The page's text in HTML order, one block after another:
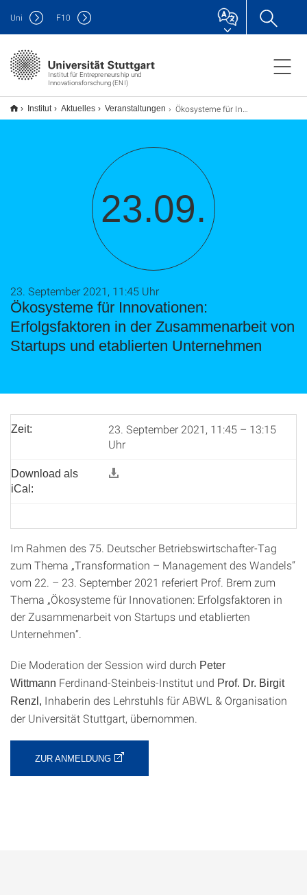
Institut für Entrepreneurship und
Innovationsforschung (ENI)
Uni F10
Institut Aktuelles Veranstaltungen Ökosysteme für Innovationen: Erfolgsfaktoren in der Zusammenarbeit von Startups und etablierten Unternehmen
23.09.
Ökosysteme für Innovationen:
Erfolgsfaktoren in der Zusammenarbeit von
Startups und etablierten Unternehmen
23. September 2021, 11:45 Uhr
Zeit:
23. September 2021, 11:45 – 13:15
Uhr
Download als
iCal:
Im Rahmen des 75. Deutscher Betriebswirtschafter-Tag
zum Thema „Transformation – Management des Wandels“
vom 22. – 23. September 2021 referiert Prof. Brem zum
Thema „Ökosysteme für Innovationen: Erfolgsfaktoren in
der Zusammenarbeit von Startups und etablierten
Unternehmen“.
Die Moderation der Session wird durch Peter
Wittmann Ferdinand-Steinbeis-Institut und Prof. Dr. Birgit
Renzl, Inhaberin des Lehrstuhls für ABWL & Organisation
der Universität Stuttgart, übernommen.
ZUR ANMELDUNG